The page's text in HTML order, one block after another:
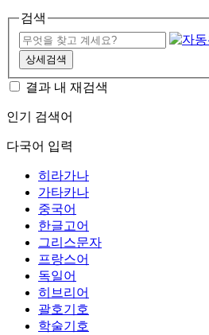
검색
상세검색
결과 내 재검색
인기 검색어
다국어 입력
히라가나
가타카나
중국어
한글고어
그리스문자
프랑스어
독일어
히브리어
괄호기호
학술기호